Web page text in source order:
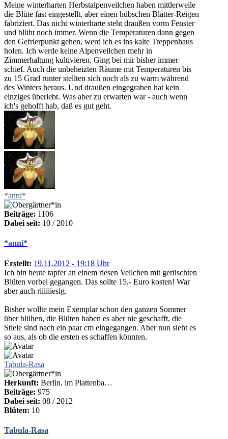
Meine winterharten Herbstalpenveilchen haben mittlerweile
die Blüte fast eingestellt, aber einen hübschen Blätter-Reigen
fabriziert. Das nicht winterharte steht draußen vorm Fenster
und blüht noch immer. Wenn die Temperaturen dann gegen
den Gefrierpunkt gehen, werd ich es ins kalte Treppenhaus
holen. Ich werde keine Alpenveilchen mehr in
Zimmerhaltung kultivieren. Ging bei mir bisher immer
schief. Auch die unbeheizten Räume mit Temperaturen bis
zu 15 Grad runter stellten sich noch als zu warm während
des Winters heraus. Und draußen eingegraben hat kein
einziges überlebt. Was aber zu erwarten war - auch wenn
ich's gehofft hab, daß es gut geht.
*anni*
Beiträge: 1106
Dabei seit: 10 / 2010
*anni*
Erstellt: 19.11.2012 - 19:18 Uhr
Ich bin heute tapfer an einem riesen Veilchen mit gerüschten
Blüten vorbei gegangen. Das sollte 15,- Euro kosten! War
aber auch riiiiiiesig.
Bisher wollte mein Exemplar schon den ganzen Sommer
über blühen, die Blüten haben es aber nie geschafft, die
Stiele sind nach ein paar cm eingegangen. Aber nun sieht es
so aus, als ob die ersten es schaffen könnten.
Tabula-Rasa
Herkunft: Berlin, im Plattenba…
Beiträge: 975
Dabei seit: 08 / 2012
Blüten: 10
Tabula-Rasa